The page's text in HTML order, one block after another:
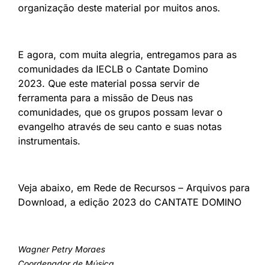
organização deste material por muitos anos.
E agora, com muita alegria, entregamos para as
comunidades da IECLB o Cantate Domino
2023. Que este material possa servir de
ferramenta para a missão de Deus nas
comunidades, que os grupos possam levar o
evangelho através de seu canto e suas notas
instrumentais.
Veja abaixo, em Rede de Recursos – Arquivos para
Download, a edição 2023 do CANTATE DOMINO
Wagner Petry Moraes